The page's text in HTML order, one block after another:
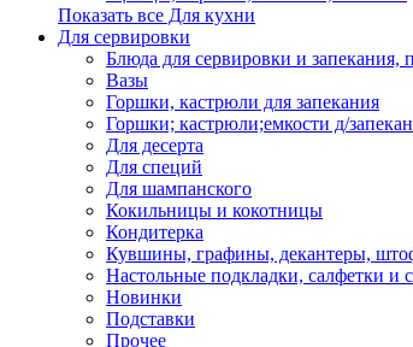
Показать все Для кухни
Для сервировки
Блюда для сервировки и
Вазы
Горшки, кастрюли для запекания
Горшки; кастрюли;емкости д/
Для десерта
Для специй
Для шампанского
Кокильницы и кокотницы
Кондитерка
Кувшины, графины, декантеры,
Настольные подкладки, салфетки и
Новинки
Подставки
Прочее